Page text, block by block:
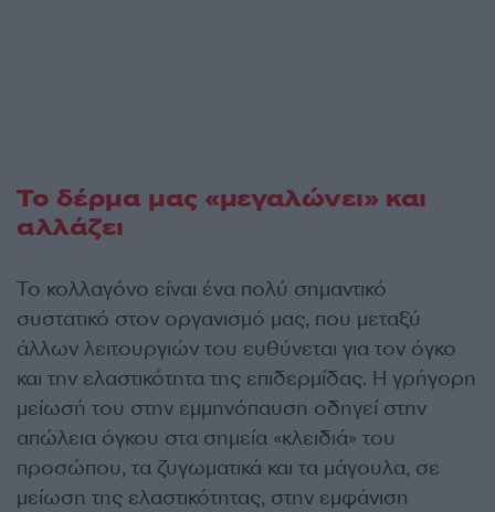
Το δέρμα μας «μεγαλώνει» και
αλλάζει
Το κολλαγόνο είναι ένα πολύ σημαντικό
συστατικό στον οργανισμό μας, που μεταξύ
άλλων λειτουργιών του ευθύνεται για τον όγκο
και την ελαστικότητα της επιδερμίδας. Η γρήγορη
μείωσή του στην εμμηνόπαυση οδηγεί στην
απώλεια όγκου στα σημεία «κλειδιά» του
προσώπου, τα ζυγωματικά και τα μάγουλα, σε
μείωση της ελαστικότητας, στην εμφάνιση